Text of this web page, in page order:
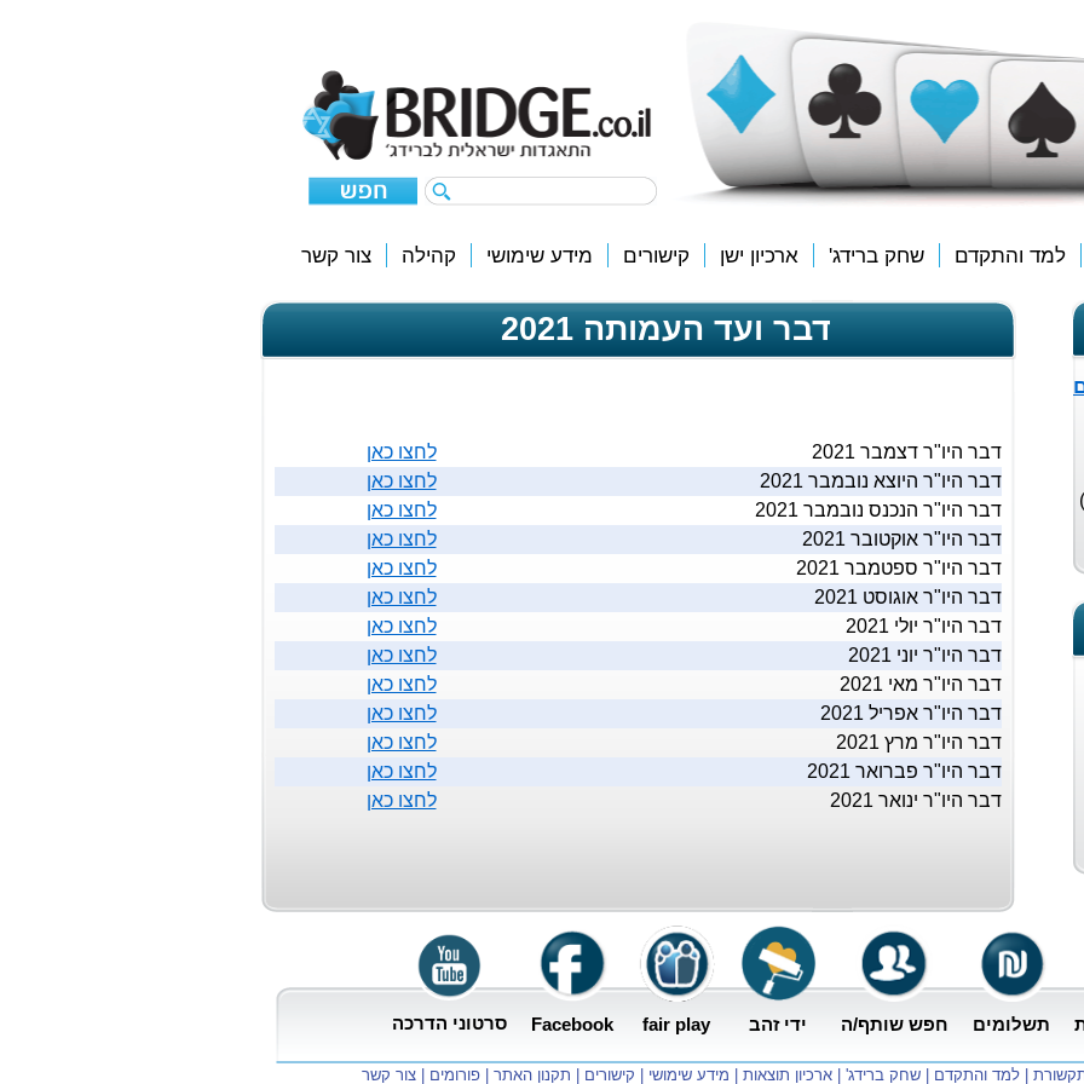
למד והתקדם שחק ברידג' ארכיון ישן קישורים מידע שימושי קהילה צור קשר
הברידג' הבינלאומיים (EBL ו-WBF)
דבר ועד העמותה 2021
דבר היו"ר דצמבר 2021
לחצו כאן
דבר היו"ר היוצא נובמבר 2021
לחצו כאן
דבר היו"ר הנכנס נובמבר 2021
לחצו כאן
דבר היו"ר אוקטובר 2021
לחצו כאן
דבר היו"ר ספטמבר 2021
לחצו כאן
דבר היו"ר אוגוסט 2021
לחצו כאן
דבר היו"ר יולי 2021
לחצו כאן
דבר היו"ר יוני 2021
לחצו כאן
דבר היו"ר מאי 2021
לחצו כאן
דבר היו"ר אפריל 2021
לחצו כאן
דבר היו"ר מרץ 2021
לחצו כאן
דבר היו"ר פברואר 2021
לחצו כאן
דבר היו"ר ינואר 2021
לחצו כאן
סרטוני הדרכה Facebook fair play ידי זהב חפש שותף/ה תשלומים
למד והתקדם שחק ברידג' ארכיון תוצאות מידע שימושי קישורים תקנון האתר פורומים צור קשר